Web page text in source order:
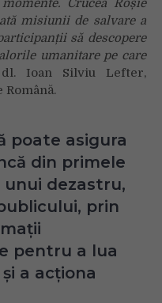
Crucea Roșie
misiunii de salvare a
să descopere
umanitare pe care
Ioan Silviu Lefter,
poate asigura
din primele
dezastru,
prin
pentru a lua
a acționa